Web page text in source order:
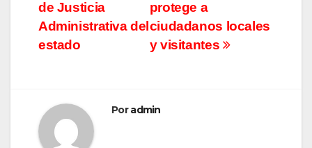
entradas
protege a
ciudadanos locales
y visitantes
de Justicia
Administrativa del
estado
Poradmin